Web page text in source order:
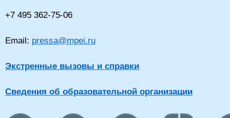
+7 495 362-75-06
Email: pressa@mpei.ru
Экстренные вызовы и справки
Сведения об образовательной организации